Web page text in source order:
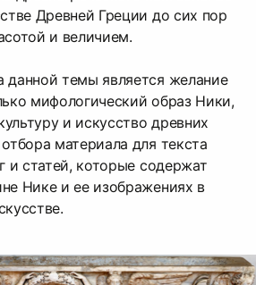
Древней Греции до сих пор
и величием.
данной темы является желание
мифологический образ Ники,
и искусство древних
материала для текста
и статей, которые содержат
Нике и ее изображениях в